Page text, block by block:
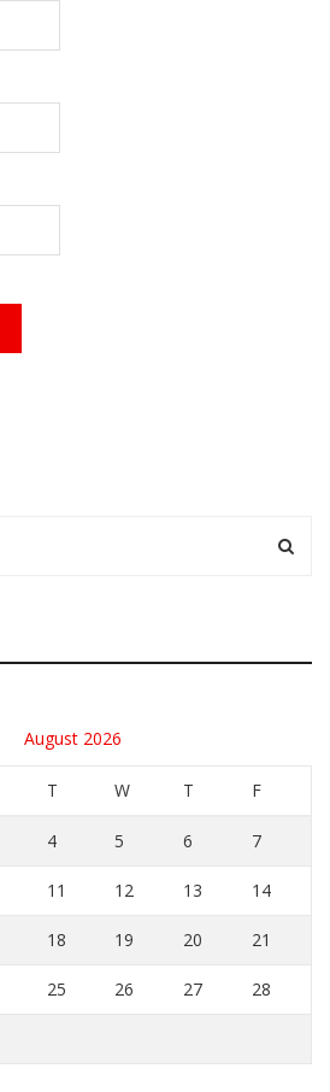
August 2026
T W T F
4 5 6 7
11 12 13 14
18 19 20 21
25 26 27 28